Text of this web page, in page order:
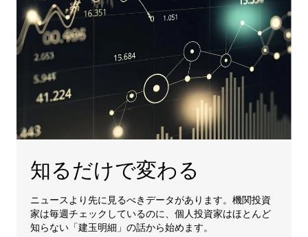
知るだけで変わる
ニュースより先に見るべきデータがあります。機関投資
家は毎週チェックしているのに、個人投資家はほとんど
知らない「建玉明細」の話から始めます。